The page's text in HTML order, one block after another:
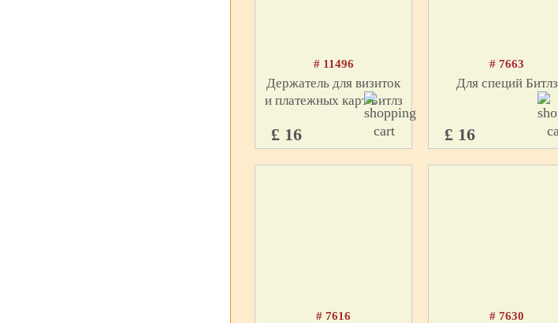
# 11496
Держатель для визиток
и платежных карт Битлз
£ 16
# 7663
Для специй Битлз
£ 16
# 7616 # 7630